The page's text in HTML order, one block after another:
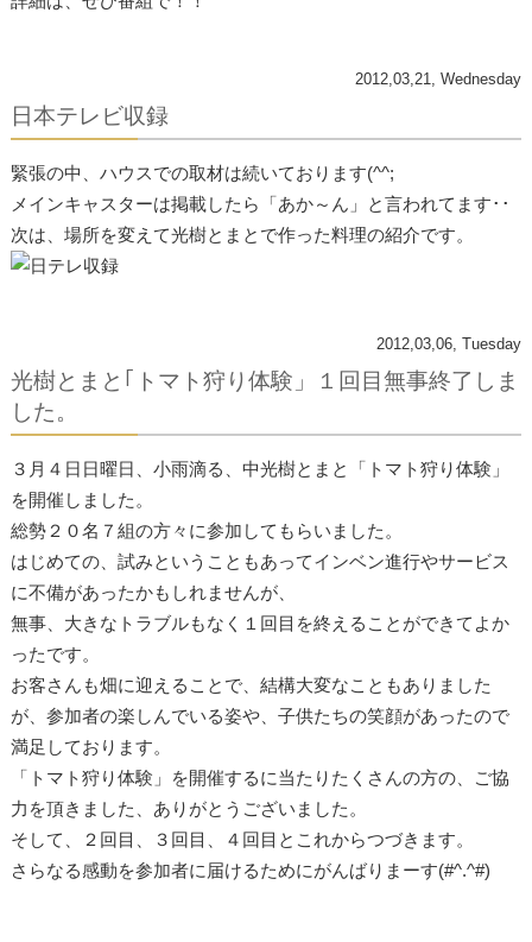
2012,03,21, Wednesday
日本テレビ収録
緊張の中、ハウスでの取材は続いております(^^;
メインキャスターは掲載したら「あか～ん」と言われてます･･
次は、場所を変えて光樹とまとで作った料理の紹介です。
2012,03,06, Tuesday
光樹とまと｢トマト狩り体験」１回目無事終了しま
した。
３月４日日曜日、小雨滴る、中光樹とまと「トマト狩り体験」
を開催しました。
総勢２０名７組の方々に参加してもらいました。
はじめての、試みということもあってインベン進行やサービス
に不備があったかもしれませんが、
無事、大きなトラブルもなく１回目を終えることができてよか
ったです。
お客さんも畑に迎えることで、結構大変なこともありました
が、参加者の楽しんでいる姿や、子供たちの笑顔があったので
満足しております。
「トマト狩り体験」を開催するに当たりたくさんの方の、ご協
力を頂きました、ありがとうございました。
そして、２回目、３回目、４回目とこれからつづきます。
さらなる感動を参加者に届けるためにがんばりまーす(#^.^#)